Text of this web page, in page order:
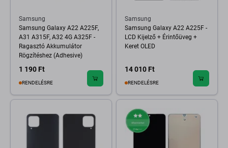
Samsung
Samsung Galaxy A22 A225F,
A31 A315F, A32 4G A325F -
Ragasztó Akkumulátor
Rögzítéshez (Adhesive)
1 190 Ft
RENDELÉSRE
Samsung
Samsung Galaxy A22 A225F -
LCD Kijelző + Érintőüveg +
Keret OLED
14 010 Ft
RENDELÉSRE